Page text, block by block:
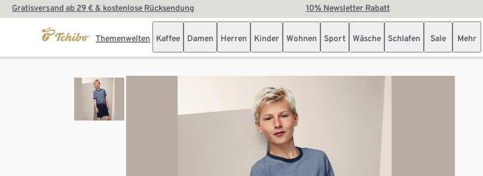
Gratisversand ab 29 € & kostenlose Rücksendung 10% Newsletter Rabatt
Themenwelten Kaffee Damen Herren Kinder Wohnen Sport Wäsche Schlafen Sale Mehr